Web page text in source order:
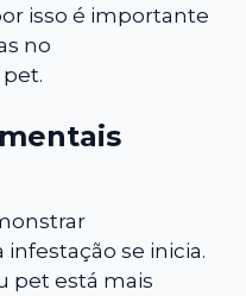
isso é importante
no
se inicia.
pet está mais